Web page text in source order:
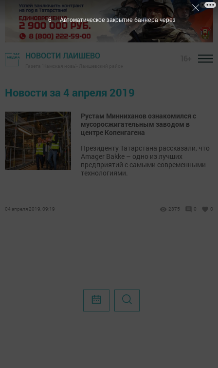
НОВОСТИ ЛАИШЕВО
Новости за 4 апреля 2019
Рустам Минниханов ознакомился с
мусоросжигательным заводом в
центре Копенгагена
Президенту Татарстана рассказали, что
Amager Bakke – одно из лучших
предприятий с самыми современными
технологиями.
04 апреля 2019, 09:19 2375 0 0
6 Автоматическое закрытие баннера через